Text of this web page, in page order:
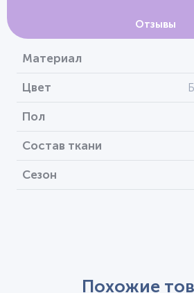
Отзывы
Материал
Цвет
Пол
Состав ткани
Сезон
Похожие